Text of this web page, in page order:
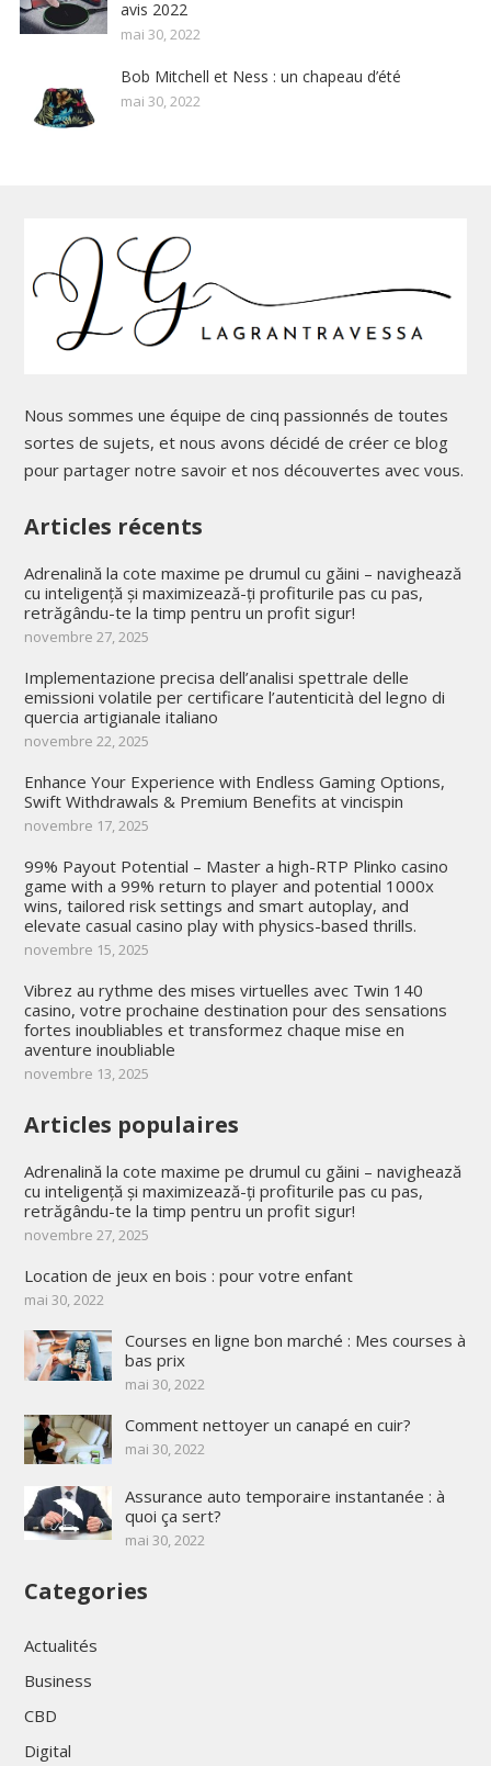
avis 2022
mai 30, 2022
Bob Mitchell et Ness : un chapeau d’été
mai 30, 2022
Nous sommes une équipe de cinq passionnés de toutes
sortes de sujets, et nous avons décidé de créer ce blog
pour partager notre savoir et nos découvertes avec vous.
Articles récents
Adrenalină la cote maxime pe drumul cu găini – navighează
cu inteligență și maximizează-ți profiturile pas cu pas,
retrăgându-te la timp pentru un profit sigur!
novembre 27, 2025
Implementazione precisa dell’analisi spettrale delle
emissioni volatile per certificare l’autenticità del legno di
quercia artigianale italiano
novembre 22, 2025
Enhance Your Experience with Endless Gaming Options,
Swift Withdrawals & Premium Benefits at vincispin
novembre 17, 2025
99% Payout Potential – Master a high-RTP Plinko casino
game with a 99% return to player and potential 1000x
wins, tailored risk settings and smart autoplay, and
elevate casual casino play with physics-based thrills.
novembre 15, 2025
Vibrez au rythme des mises virtuelles avec Twin 140
casino, votre prochaine destination pour des sensations
fortes inoubliables et transformez chaque mise en
aventure inoubliable
novembre 13, 2025
Articles populaires
Adrenalină la cote maxime pe drumul cu găini – navighează
cu inteligență și maximizează-ți profiturile pas cu pas,
retrăgându-te la timp pentru un profit sigur!
novembre 27, 2025
Location de jeux en bois : pour votre enfant
mai 30, 2022
Courses en ligne bon marché : Mes courses à
bas prix
mai 30, 2022
Comment nettoyer un canapé en cuir?
mai 30, 2022
Assurance auto temporaire instantanée : à
quoi ça sert?
mai 30, 2022
Categories
Actualités
Business
CBD
Digital